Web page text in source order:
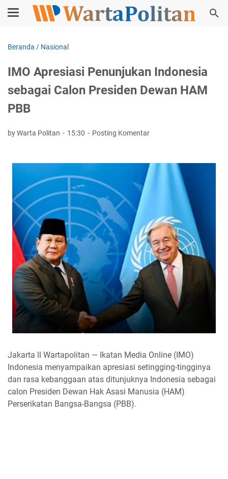
Beranda / Nasional
IMO Apresiasi Penunjukan Indonesia
sebagai Calon Presiden Dewan HAM
PBB
by Warta Politan 15:30 Posting Komentar
Jakarta ll Wartapolitan — Ikatan Media Online (IMO)
Indonesia menyampaikan apresiasi setingging-tingginya
dan rasa kebanggaan atas ditunjuknya Indonesia sebagai
calon Presiden Dewan Hak Asasi Manusia (HAM)
Perserikatan Bangsa-Bangsa (PBB).